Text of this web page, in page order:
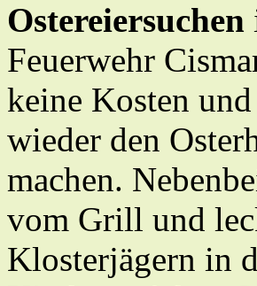
Ostereiersuchen
Feuerwehr
keine Kosten
wieder den
machen.
vom Grill und
Klosterjägern in